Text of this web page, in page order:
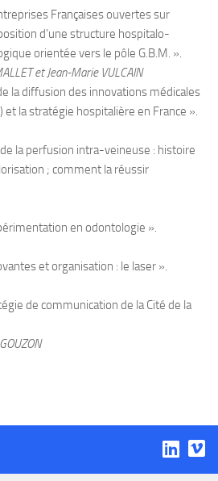
Françaises ouvertes sur
d’une structure hospitalo-
orientée vers le pôle G.B.M. ».
et Jean-Marie VULCAIN
la diffusion des innovations médicales
et la stratégie hospitalière en France ».
la perfusion intra-veineuse : histoire
; comment la réussir
en odontologie ».
et organisation : le laser ».
de communication de la Cité de la